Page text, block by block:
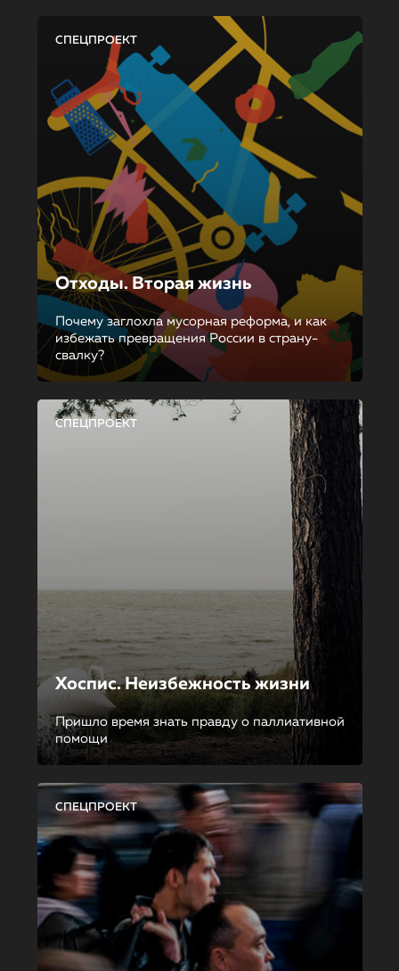
СПЕЦПРОЕКТ
Отходы. Вторая жизнь
Почему заглохла мусорная реформа, и как
избежать превращения России в страну-
свалку?
СПЕЦПРОЕКТ
Хоспис. Неизбежность жизни
Пришло время знать правду о паллиативной
помощи
СПЕЦПРОЕКТ